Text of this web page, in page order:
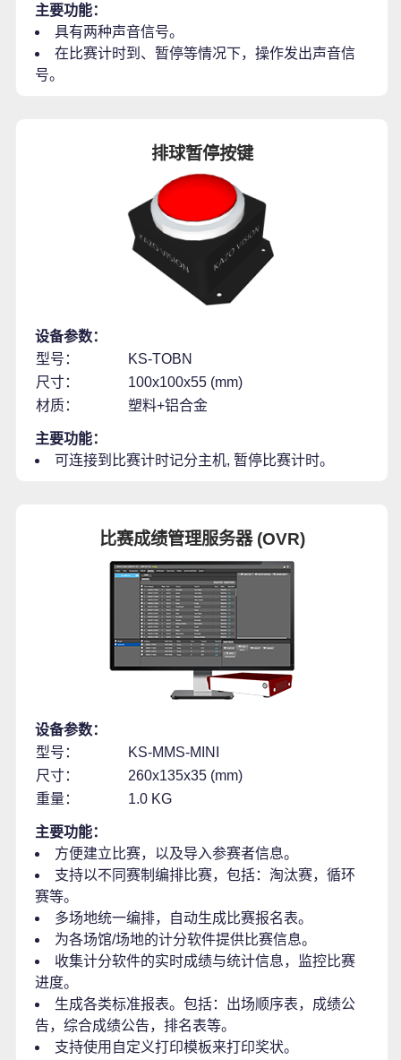
主要功能：
具有两种声音信号。
在比赛计时到、暂停等情况下，操作发出声音信
号。
排球暂停按键
设备参数：
型号：
KS-TOBN
尺寸：
100x100x55 (mm)
材质：
塑料+铝合金
主要功能：
可连接到比赛计时记分主机, 暂停比赛计时。
比赛成绩管理服务器 (OVR)
设备参数：
型号：
KS-MMS-MINI
尺寸：
260x135x35 (mm)
重量：
1.0 KG
主要功能：
方便建立比赛，以及导入参赛者信息。
支持以不同赛制编排比赛，包括：淘汰赛，循环
赛等。
多场地统一编排，自动生成比赛报名表。
为各场馆/场地的计分软件提供比赛信息。
收集计分软件的实时成绩与统计信息，监控比赛
进度。
生成各类标准报表。包括：出场顺序表，成绩公
告，综合成绩公告，排名表等。
支持使用自定义打印模板来打印奖状。